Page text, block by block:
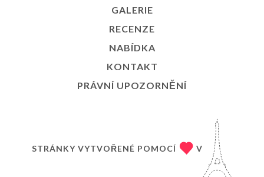
GALERIE
RECENZE
NABÍDKA
KONTAKT
PRÁVNÍ UPOZORNĚNÍ
STRÁNKY VYTVOŘENÉ POMOCÍ V